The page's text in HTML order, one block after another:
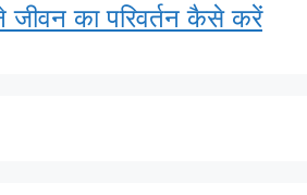
जीवन का परिवर्तन कैसे करें